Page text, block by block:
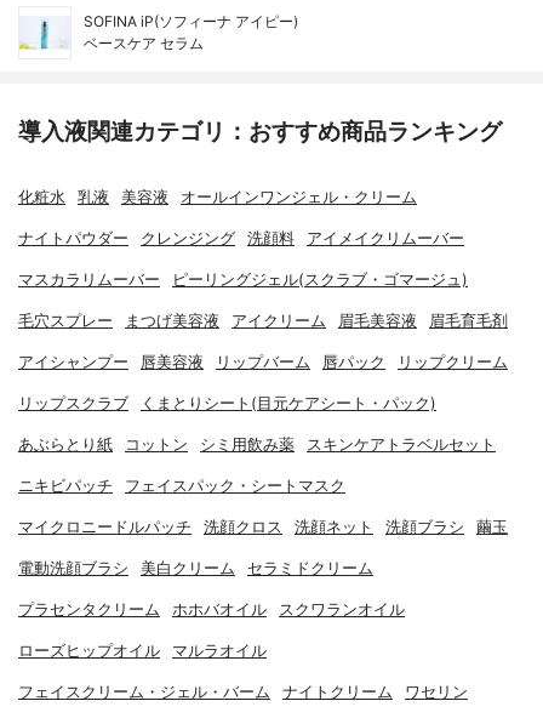
SOFINA iP(ソフィーナ アイピー)
ベースケア セラム
導入液関連カテゴリ：おすすめ商品ランキング
化粧水 乳液 美容液 オールインワンジェル・クリーム
ナイトパウダー クレンジング 洗顔料 アイメイクリムーバー
マスカラリムーバー ピーリングジェル(スクラブ・ゴマージュ)
毛穴スプレー まつげ美容液 アイクリーム 眉毛美容液 眉毛育毛剤
アイシャンプー 唇美容液 リップバーム 唇パック リップクリーム
リップスクラブ くまとりシート(目元ケアシート・パック)
あぶらとり紙 コットン シミ用飲み薬 スキンケアトラベルセット
ニキビパッチ フェイスパック・シートマスク
マイクロニードルパッチ 洗顔クロス 洗顔ネット 洗顔ブラシ 繭玉
電動洗顔ブラシ 美白クリーム セラミドクリーム
プラセンタクリーム ホホバオイル スクワランオイル
ローズヒップオイル マルラオイル
フェイスクリーム・ジェル・バーム ナイトクリーム ワセリン